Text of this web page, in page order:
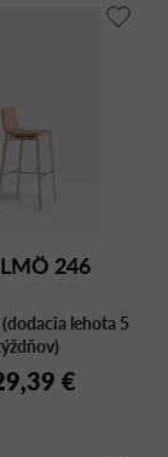
246
lehota 5
€